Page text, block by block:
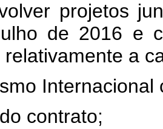
projetos
de 2016 e
a
Internacional
contrato;